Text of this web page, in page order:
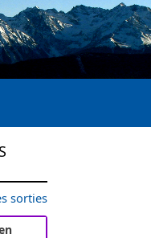
sorties